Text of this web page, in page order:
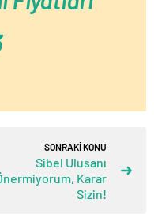
SONRAKİ KONU
Sibel Ulusanı
Karar
Sizin!